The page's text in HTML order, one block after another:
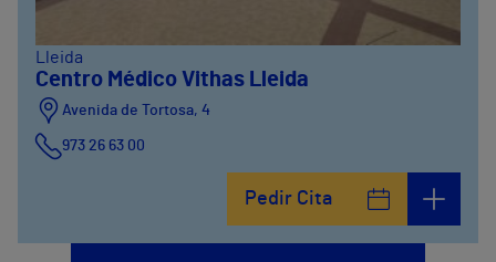
Lleida
Centro Médico Vithas Lleida
Avenida de Tortosa, 4
973 26 63 00
Pedir Cita